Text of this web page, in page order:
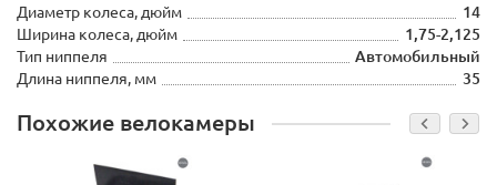
Диаметр колеса, дюйм
14
Ширина колеса, дюйм
1,75-2,125
Тип ниппеля
Автомобильный
Длина ниппеля, мм
35
Похожие велокамеры